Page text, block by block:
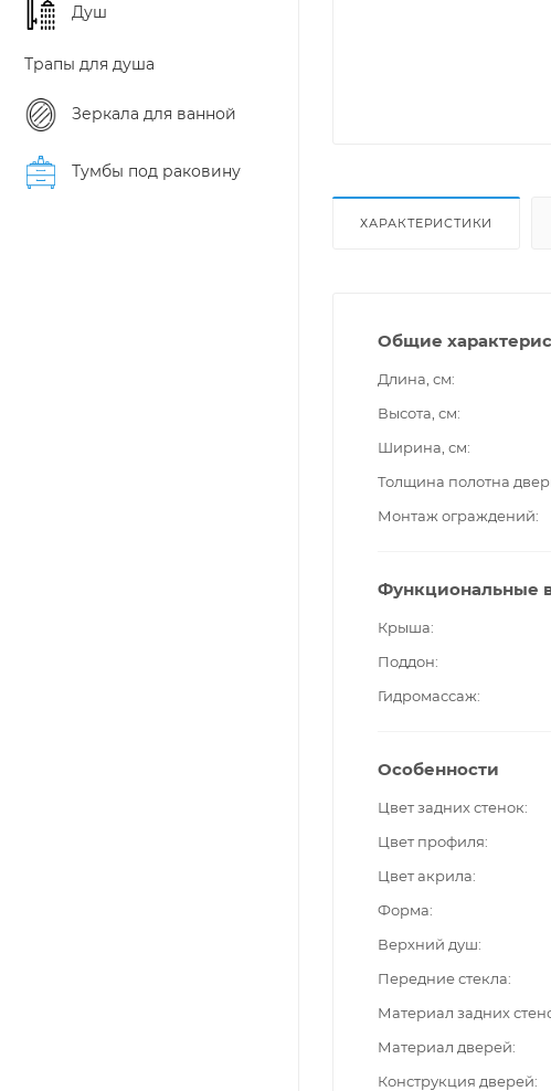
Душ
Трапы для душа
Зеркала для ванной
Тумбы под раковину
ХАРАКТЕРИСТИКИ
Общие
Длина, см
Высота, см
Ширина, см
Толщина полотна
Монтаж ограждений
Функциональные
Крыша
Поддон
Гидромассаж
Особенности
Цвет задних стенок
Цвет профиля
Цвет акрила
Форма
Верхний душ
Передние стекла
Материал задних
Материал дверей
Конструкция дверей